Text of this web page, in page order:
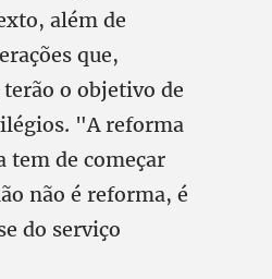
além de
que,
o objetivo de
"A reforma
de começar
não é reforma, é
do serviço